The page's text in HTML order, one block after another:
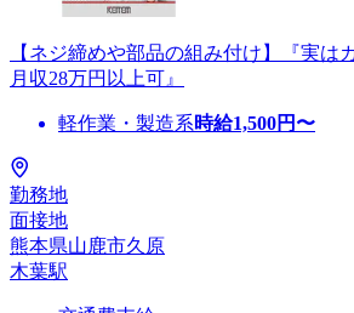
【ネジ締めや部品の組み付け】『実は
月収28万円以上可』
軽作業・製造系時給1,500円〜
勤務地
面接地
熊本県山鹿市久原
木葉駅